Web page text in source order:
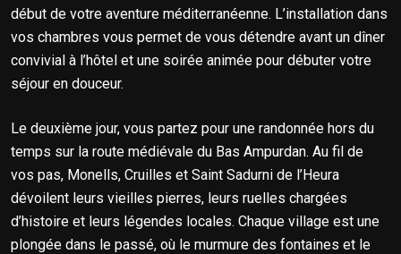
début de votre aventure méditerranéenne. L’installation dans
vos chambres vous permet de vous détendre avant un dîner
convivial à l’hôtel et une soirée animée pour débuter votre
séjour en douceur.
Le deuxième jour, vous partez pour une randonnée hors du
temps sur la route médiévale du Bas Ampurdan. Au fil de
vos pas, Monells, Cruilles et Saint Sadurni de l’Heura
dévoilent leurs vieilles pierres, leurs ruelles chargées
d’histoire et leurs légendes locales. Chaque village est une
plongée dans le passé, où le murmure des fontaines et le